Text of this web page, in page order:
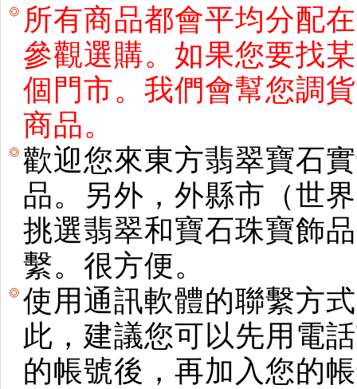
所有商品都會平均分配
參觀選購。如果您要找
個門市。我們會幫您調
商品。
歡迎您來東方翡翠寶石
品。另外，外縣市（世
挑選翡翠和寶石珠寶飾
繫。很方便。
使用通訊軟體的聯繫方
此，建議您可以先用電
的帳號後，再加入您的